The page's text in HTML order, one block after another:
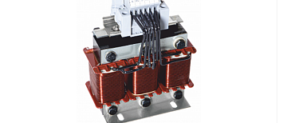
Сравнение
Под заказ